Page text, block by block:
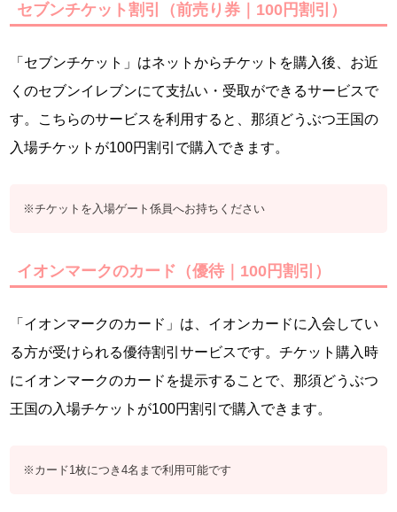
セブンチケット割引（前売り券｜100円割引）
「セブンチケット」はネットからチケットを購入後、お近
くのセブンイレブンにて支払い・受取ができるサービスで
す。こちらのサービスを利用すると、那須どうぶつ王国の
入場チケットが100円割引で購入できます。
※チケットを入場ゲート係員へお持ちください
イオンマークのカード（優待｜100円割引）
「イオンマークのカード」は、イオンカードに入会してい
る方が受けられる優待割引サービスです。チケット購入時
にイオンマークのカードを提示することで、那須どうぶつ
王国の入場チケットが100円割引で購入できます。
※カード1枚につき4名まで利用可能です